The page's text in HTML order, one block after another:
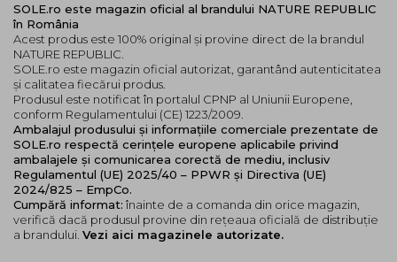
SOLE.ro este magazin oficial al brandului NATURE REPUBLIC
în România
Acest produs este 100% original și provine direct de la brandul
NATURE REPUBLIC.
SOLE.ro este magazin oficial autorizat, garantând autenticitatea
și calitatea fiecărui produs.
Produsul este notificat în portalul CPNP al Uniunii Europene,
conform Regulamentului (CE) 1223/2009.
Ambalajul produsului și informațiile comerciale prezentate de
SOLE.ro respectă cerințele europene aplicabile privind
ambalajele și comunicarea corectă de mediu, inclusiv
Regulamentul (UE) 2025/40 – PPWR și Directiva (UE)
2024/825 – EmpCo.
Cumpără informat: înainte de a comanda din orice magazin,
verifică dacă produsul provine din rețeaua oficială de distribuție
a brandului. Vezi aici magazinele autorizate.